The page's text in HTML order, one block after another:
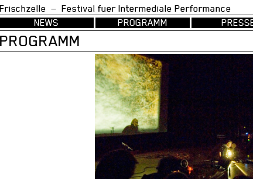
Frischzelle — Festival fuer Intermediale
NEWS
PROGRAMM
PROGRAMM